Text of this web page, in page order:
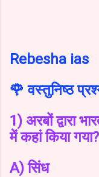
Rebesha ias
🌹 वस्तुनिष्ठ
1) अरबों द्वारा
में कहां किया गया?
A) सिंध